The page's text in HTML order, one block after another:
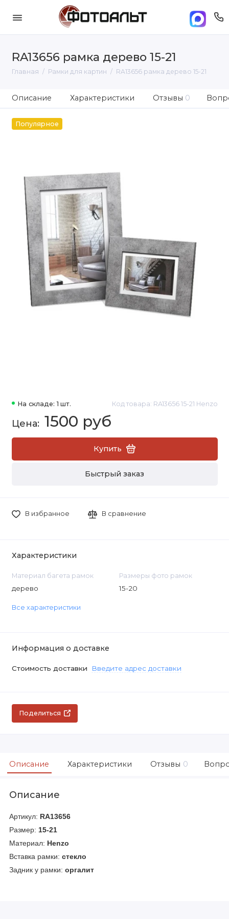
RA13656 рамка дерево 15-21
Главная Рамки для картин RA13656 рамка дерево 15-21
Описание Характеристики Отзывы 0
Популярное
На складе: 1 шт. Код товара: RA13656 15-21 Henzo
1500 руб
Купить
Быстрый заказ
В избранное В сравнение
Характеристики
Материал багета рамок
дерево
Размеры фото рамок
15-20
Все характеристики
Информация о доставке
Стоимость доставки Введите адрес доставки
Поделиться
Описание Характеристики Отзывы 0
Описание
Артикул: RA13656
Размер: 15-21
Материал: Henzo
Вставка рамки: стекло
Задник у рамки: оргалит